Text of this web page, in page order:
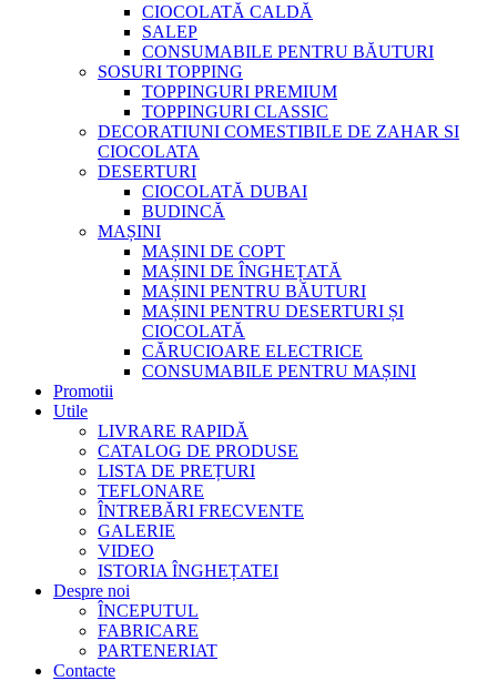
CIOCOLATĂ CALDĂ
SALEP
CONSUMABILE PENTRU BĂUTURI
SOSURI TOPPING
TOPPINGURI PREMIUM
TOPPINGURI CLASSIC
DECORATIUNI COMESTIBILE DE ZAHAR SI
CIOCOLATA
DESERTURI
CIOCOLATĂ DUBAI
BUDINCĂ
MAȘINI
MAȘINI DE COPT
MAȘINI DE ÎNGHEȚATĂ
MAȘINI PENTRU BĂUTURI
MAȘINI PENTRU DESERTURI ȘI
CIOCOLATĂ
CĂRUCIOARE ELECTRICE
CONSUMABILE PENTRU MAȘINI
Promotii
Utile
LIVRARE RAPIDĂ
CATALOG DE PRODUSE
LISTA DE PREȚURI
TEFLONARE
ÎNTREBĂRI FRECVENTE
GALERIE
VIDEO
ISTORIA ÎNGHEȚATEI
Despre noi
ÎNCEPUTUL
FABRICARE
PARTENERIAT
Contacte